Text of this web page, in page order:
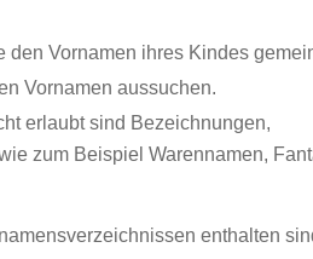
Vornamen ihres Kindes
Vornamen aussuchen.
erlaubt sind Bezeichnungen,
zum Beispiel Warennamen,
enthalten